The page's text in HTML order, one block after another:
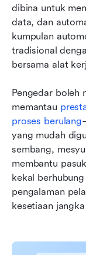
dibina untuk
data, dan
kumpulan
tradisional
bersama alat
Pengedar boleh
memantau
proses berulang
yang mudah
sembang,
membantu
kekal
pengalaman
kesetiaan